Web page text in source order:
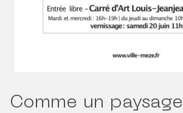
Comme un paysage